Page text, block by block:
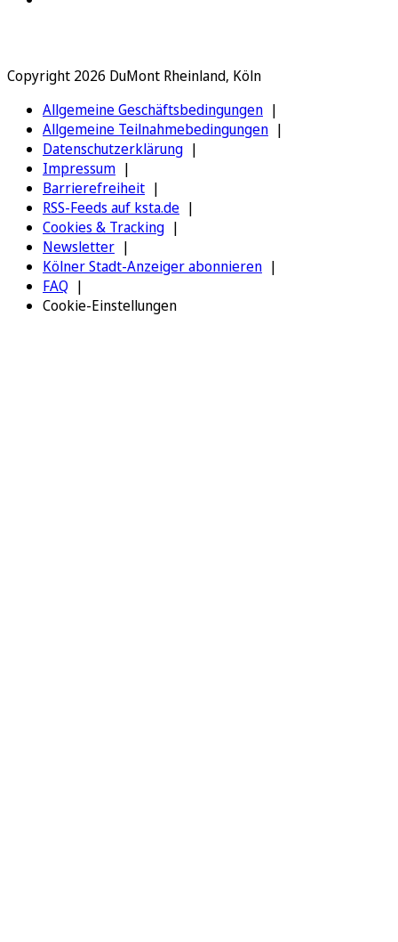
Copyright 2026 DuMont Rheinland, Köln
Allgemeine Geschäftsbedingungen
Allgemeine Teilnahmebedingungen
Datenschutzerklärung
Impressum
Barrierefreiheit
RSS-Feeds auf ksta.de
Cookies & Tracking
Newsletter
Kölner Stadt-Anzeiger abonnieren
FAQ
Cookie-Einstellungen